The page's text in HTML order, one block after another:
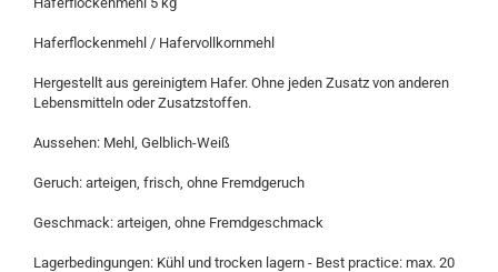
Haferflockenmehl / Hafervollkornmehl
Hergestellt aus gereinigtem Hafer. Ohne jeden Zusatz von anderen
Lebensmitteln oder Zusatzstoffen.
Aussehen: Mehl, Gelblich-Weiß
Geruch: arteigen, frisch, ohne Fremdgeruch
Geschmack: arteigen, ohne Fremdgeschmack
Lagerbedingungen: Kühl und trocken lagern - Best practice: max. 20